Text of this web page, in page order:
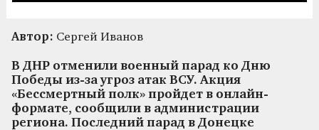
Автор: Сергей Иванов
В ДНР отменили военный парад ко Дню
Победы из-за угроз атак ВСУ. Акция
«Бессмертный полк» пройдет в онлайн-
формате, сообщили в администрации
региона. Последний парад в Донецке